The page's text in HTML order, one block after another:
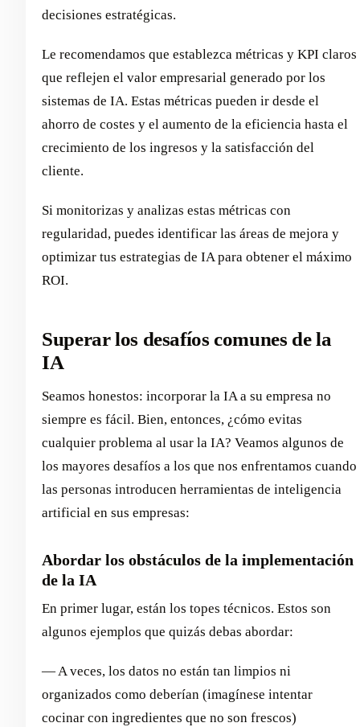
decisiones estratégicas.
Le recomendamos que establezca métricas y KPI claros
que reflejen el valor empresarial generado por los
sistemas de IA. Estas métricas pueden ir desde el
ahorro de costes y el aumento de la eficiencia hasta el
crecimiento de los ingresos y la satisfacción del
cliente.
Si monitorizas y analizas estas métricas con
regularidad, puedes identificar las áreas de mejora y
optimizar tus estrategias de IA para obtener el máximo
ROI.
Superar los desafíos comunes de la
IA
Seamos honestos: incorporar la IA a su empresa no
siempre es fácil. Bien, entonces, ¿cómo evitas
cualquier problema al usar la IA? Veamos algunos de
los mayores desafíos a los que nos enfrentamos cuando
las personas introducen herramientas de inteligencia
artificial en sus empresas:
Abordar los obstáculos de la implementación
de la IA
En primer lugar, están los topes técnicos. Estos son
algunos ejemplos que quizás debas abordar:
— A veces, los datos no están tan limpios ni
organizados como deberían (imagínese intentar
cocinar con ingredientes que no son frescos)